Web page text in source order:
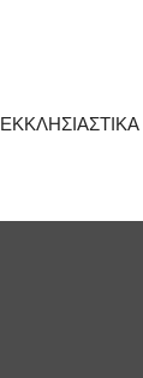
ΕΚΚΛΗΣΙΑΣΤΙΚΑ